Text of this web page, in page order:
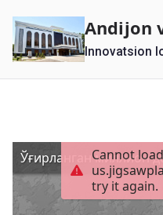
содержимому
Andijon
Innovatsion